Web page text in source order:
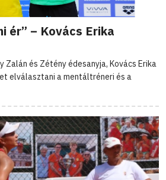
ér” – Kovács Erika
Zalán és Zétény édesanyja, Kovács Erika
elválasztani a mentáltréneri és a